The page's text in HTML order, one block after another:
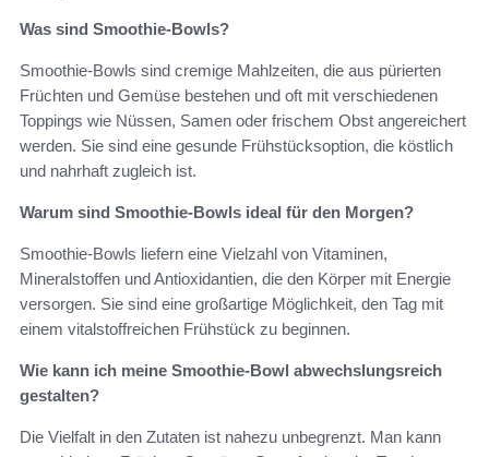
Was sind Smoothie-Bowls?
Smoothie-Bowls sind cremige Mahlzeiten, die aus pürierten
Früchten und Gemüse bestehen und oft mit verschiedenen
Toppings wie Nüssen, Samen oder frischem Obst angereichert
werden. Sie sind eine gesunde Frühstücksoption, die köstlich
und nahrhaft zugleich ist.
Warum sind Smoothie-Bowls ideal für den Morgen?
Smoothie-Bowls liefern eine Vielzahl von Vitaminen,
Mineralstoffen und Antioxidantien, die den Körper mit Energie
versorgen. Sie sind eine großartige Möglichkeit, den Tag mit
einem vitalstoffreichen Frühstück zu beginnen.
Wie kann ich meine Smoothie-Bowl abwechslungsreich
gestalten?
Die Vielfalt in den Zutaten ist nahezu unbegrenzt. Man kann